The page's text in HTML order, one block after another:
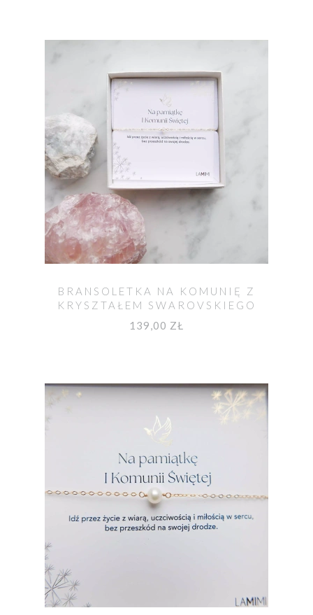
BRANSOLETKA NA KOMUNIĘ Z
KRYSZTAŁEM SWAROVSKIEGO
139,00 ZŁ